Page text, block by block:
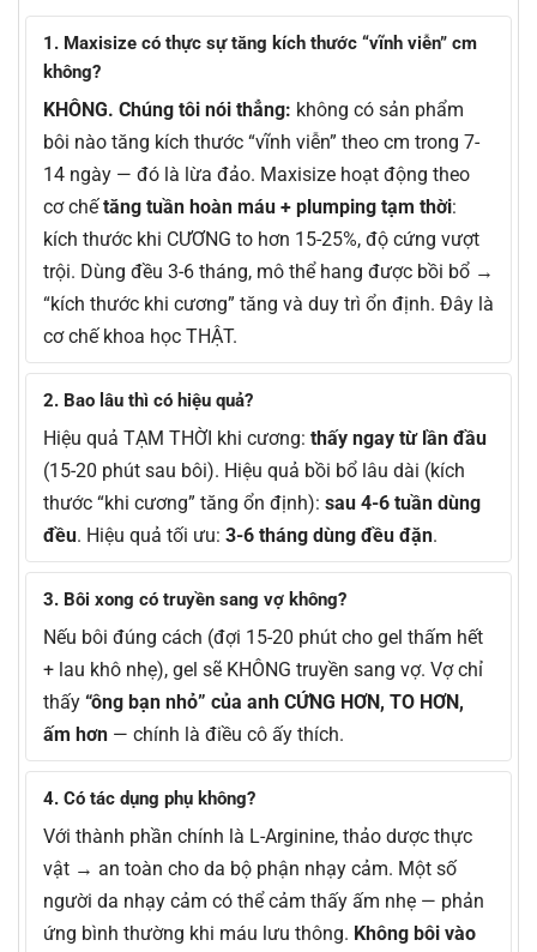
1. Maxisize có thực sự tăng kích thước “vĩnh viễn” cm
không?
KHÔNG. Chúng tôi nói thẳng: không có sản phẩm
bôi nào tăng kích thước “vĩnh viễn” theo cm trong 7-
14 ngày — đó là lừa đảo. Maxisize hoạt động theo
cơ chếtăng tuần hoàn máu + plumping tạm thời:
kích thước khi CƯƠNG to hơn 15-25%, độ cứng vượt
trội. Dùng đều 3-6 tháng, mô thể hang được bồi bổ →
“kích thước khi cương” tăng và duy trì ổn định. Đây là
cơ chế khoa học THẬT.
2. Bao lâu thì có hiệu quả?
Hiệu quả TẠM THỜI khi cương: thấy ngay từ lần đầu
(15-20 phút sau bôi). Hiệu quả bồi bổ lâu dài (kích
thước “khi cương” tăng ổn định): sau 4-6 tuần dùng
đều. Hiệu quả tối ưu: 3-6 tháng dùng đều đặn.
3. Bôi xong có truyền sang vợ không?
Nếu bôi đúng cách (đợi 15-20 phút cho gel thấm hết
+ lau khô nhẹ), gel sẽ KHÔNG truyền sang vợ. Vợ chỉ
thấy “ông bạn nhỏ” của anh CỨNG HƠN, TO HƠN,
ấm hơn — chính là điều cô ấy thích.
4. Có tác dụng phụ không?
Với thành phần chính là L-Arginine, thảo dược thực
vật → an toàn cho da bộ phận nhạy cảm. Một số
người da nhạy cảm có thể cảm thấy ấm nhẹ — phản
ứng bình thường khi máu lưu thông. Không bôi vào